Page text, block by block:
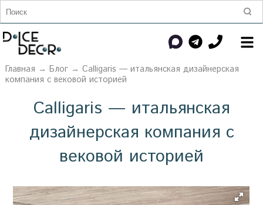
Главная → Блог→ Calligaris — итальянская дизайнерская
компания с вековой историей
Calligaris — итальянская
дизайнерская компания с
вековой историей